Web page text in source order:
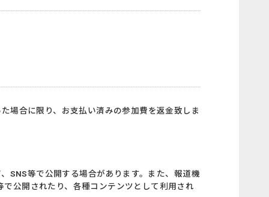
場合に限り、お支払い済みの参加費を返金致しま
SNS等で公開する場合があります。また、報道機
公開されたり、各種コンテンツとして利用され